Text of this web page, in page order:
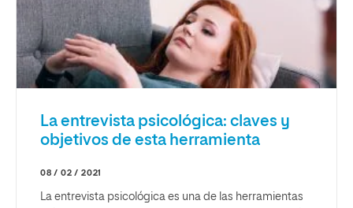
La entrevista psicológica: claves y
objetivos de esta herramienta
08 / 02 / 2021
La entrevista psicológica es una de las herramientas